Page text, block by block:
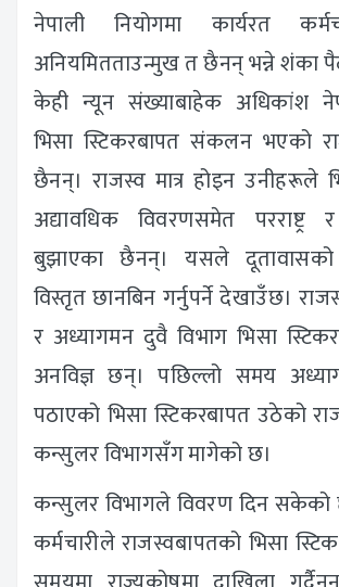
नेपाली नियोगमा कार्यरत
अनियमितताउन्मुख त छैनन् भन्ने शंका
केही न्यून संख्याबाहेक अधिकांश
भिसा स्टिकरबापत संकलन भएको
छैनन्। राजस्व मात्र होइन उनीहरूले
अद्यावधिक विवरणसमेत परराष्ट्र
बुझाएका छैनन्। यसले दूतावासको
विस्तृत छानबिन गर्नुपर्ने देखाउँछ।
र अध्यागमन दुवै विभाग भिसा
अनविज्ञ छन्। पछिल्लो समय
पठाएको भिसा स्टिकरबापत उठेको
कन्सुलर विभागसँग मागेको छ।
कन्सुलर विभागले विवरण दिन सकेको
कर्मचारीले राजस्वबापतको भिसा